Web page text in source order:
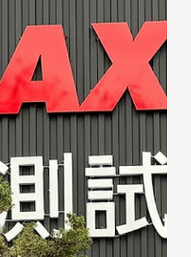
24-POE、USW-LITE-8-POE、U6-LITE...
等網路設備,同時導入UniFi Uidentity並
啟用One-Click VPN服務...